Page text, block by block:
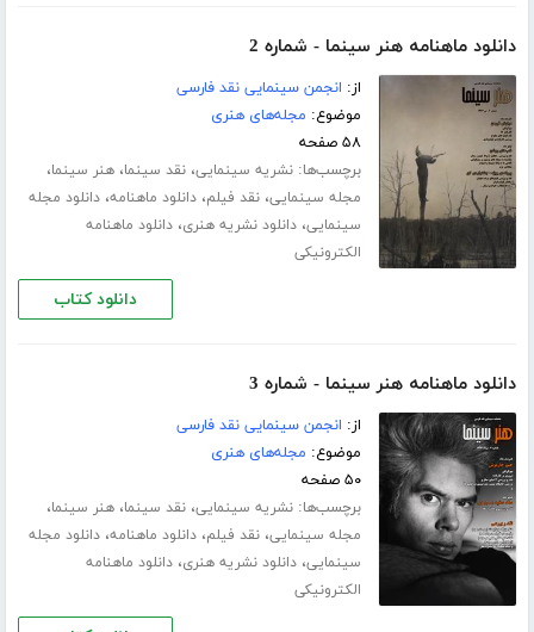
دانلود ماهنامه هنر سینما - شماره 2
از: انجمن سینمایی نقد فارسی
موضوع: مجله‌های هنری
۵۸ صفحه
برچسب‌ها:نشریه سینمایی،نقد سینما،هنر سینما،
مجله سینمایی،نقد فیلم،دانلود ماهنامه،دانلود مجله
سینمایی،دانلود نشریه هنری،دانلود ماهنامه
الکترونیکی
دانلود کتاب
دانلود ماهنامه هنر سینما - شماره 3
از: انجمن سینمایی نقد فارسی
موضوع: مجله‌های هنری
۵۰ صفحه
برچسب‌ها:نشریه سینمایی،نقد سینما،هنر سینما،
مجله سینمایی،نقد فیلم،دانلود ماهنامه،دانلود مجله
سینمایی،دانلود نشریه هنری،دانلود ماهنامه
الکترونیکی